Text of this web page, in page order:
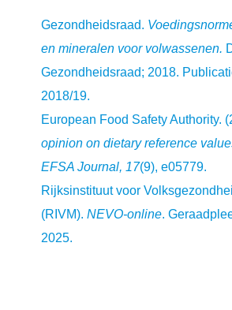
Gezondheidsraad.
en mineralen voor volwassenen.
Gezondheidsraad; 2018.
2018/19.
European Food Safety Authority.
opinion on dietary reference
EFSA Journal, 17(9), e05779.
Rijksinstituut voor
(RIVM). NEVO-online.
2025.